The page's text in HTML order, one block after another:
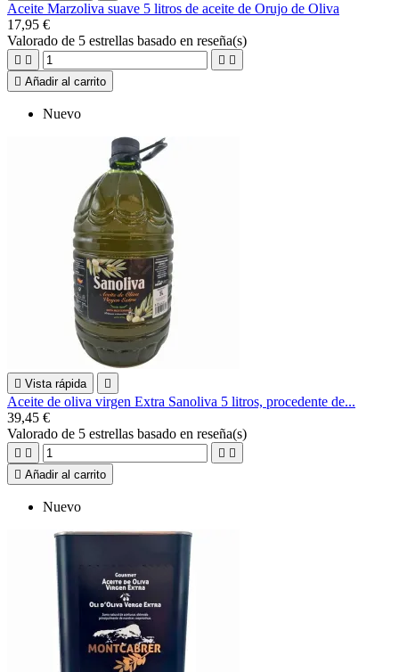
Aceite Marzoliva suave 5 litros de aceite de Orujo de Oliva
17,95 €
Valorado de 5 estrellas basado en reseña(s)
   
 Añadir al carrito
Nuevo
 Vista rápida 
Aceite de oliva virgen Extra Sanoliva 5 litros, procedente de...
39,45 €
Valorado de 5 estrellas basado en reseña(s)
   
 Añadir al carrito
Nuevo